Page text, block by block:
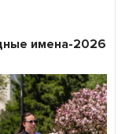
имена-2026